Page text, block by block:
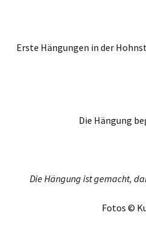
Erste Hängungen in der
Die Hängung
Die Hängung ist gemacht,
Fotos ©